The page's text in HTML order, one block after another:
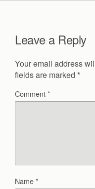
Leave a Reply
Your email address
fields are marked *
Comment*
Name*